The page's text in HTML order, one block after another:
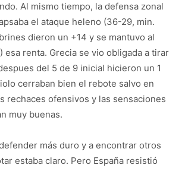
Al mismo tiempo, la defensa zonal
el ataque heleno (36-29, min.
dieron un +14 y se mantuvo al
esa renta. Grecia se vio obligada a tirar
del 5 de 9 inicial hicieron un 1
cerraban bien el rebote salvo en
rechaces ofensivos y las sensaciones
muy buenas.
más duro y a encontrar otros
estaba claro. Pero España resistió